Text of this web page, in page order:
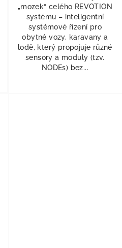
„mozek“ celého REVOTION
systému – inteligentní
systémové řízení pro
obytné vozy, karavany a
lodě, který propojuje různé
sensory a moduly (tzv.
NODEs) bez...